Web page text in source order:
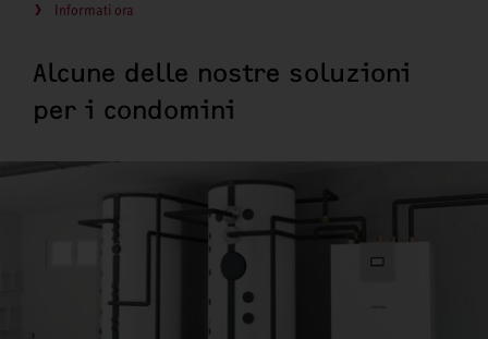
Informati ora
Alcune delle nostre soluzioni
per i condomini